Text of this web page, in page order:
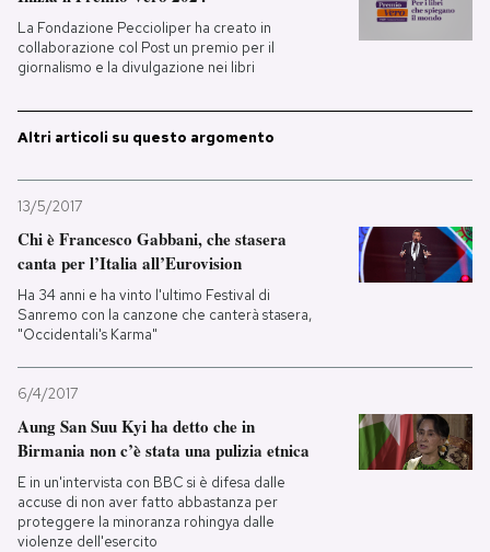
La Fondazione Peccioliper ha creato in
collaborazione col Post un premio per il
giornalismo e la divulgazione nei libri
Altri articoli su questo argomento
13/5/2017
Chi è Francesco Gabbani, che stasera
canta per l’Italia all’Eurovision
Ha 34 anni e ha vinto l'ultimo Festival di
Sanremo con la canzone che canterà stasera,
"Occidentali's Karma"
6/4/2017
Aung San Suu Kyi ha detto che in
Birmania non c’è stata una pulizia etnica
E in un'intervista con BBC si è difesa dalle
accuse di non aver fatto abbastanza per
proteggere la minoranza rohingya dalle
violenze dell'esercito